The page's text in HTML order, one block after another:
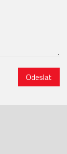
Odeslat